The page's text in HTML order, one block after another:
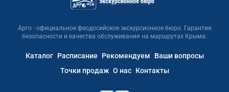
Арго - официальное феодосийское экскурсионное бюро. Гарантия
безопасности и качества обслуживания на маршрутах Крыма.
Каталог Расписание Рекомендуем
Ваши вопросы
Точки продаж О нас Контакты